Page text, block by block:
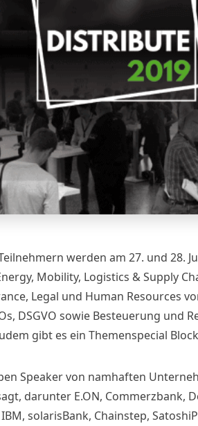
werden am 27. und 28.
Mobility, Logistics & Supply
Legal und Human Resources
DSGVO sowie Besteuerung und
gibt es ein Themenspecial
Speaker von namhaften
darunter E.ON, Commerzbank,
solarisBank, Chainstep,